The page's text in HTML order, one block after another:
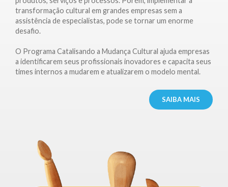
transformação cultural em grandes empresas sem a
assistência de especialistas, pode se tornar um enorme
desafio.
O Programa Catalisando a Mudança Cultural ajuda empresas
a identificarem seus profissionais inovadores e capacita seus
times internos a mudarem e atualizarem o modelo mental.
SAIBA MAIS